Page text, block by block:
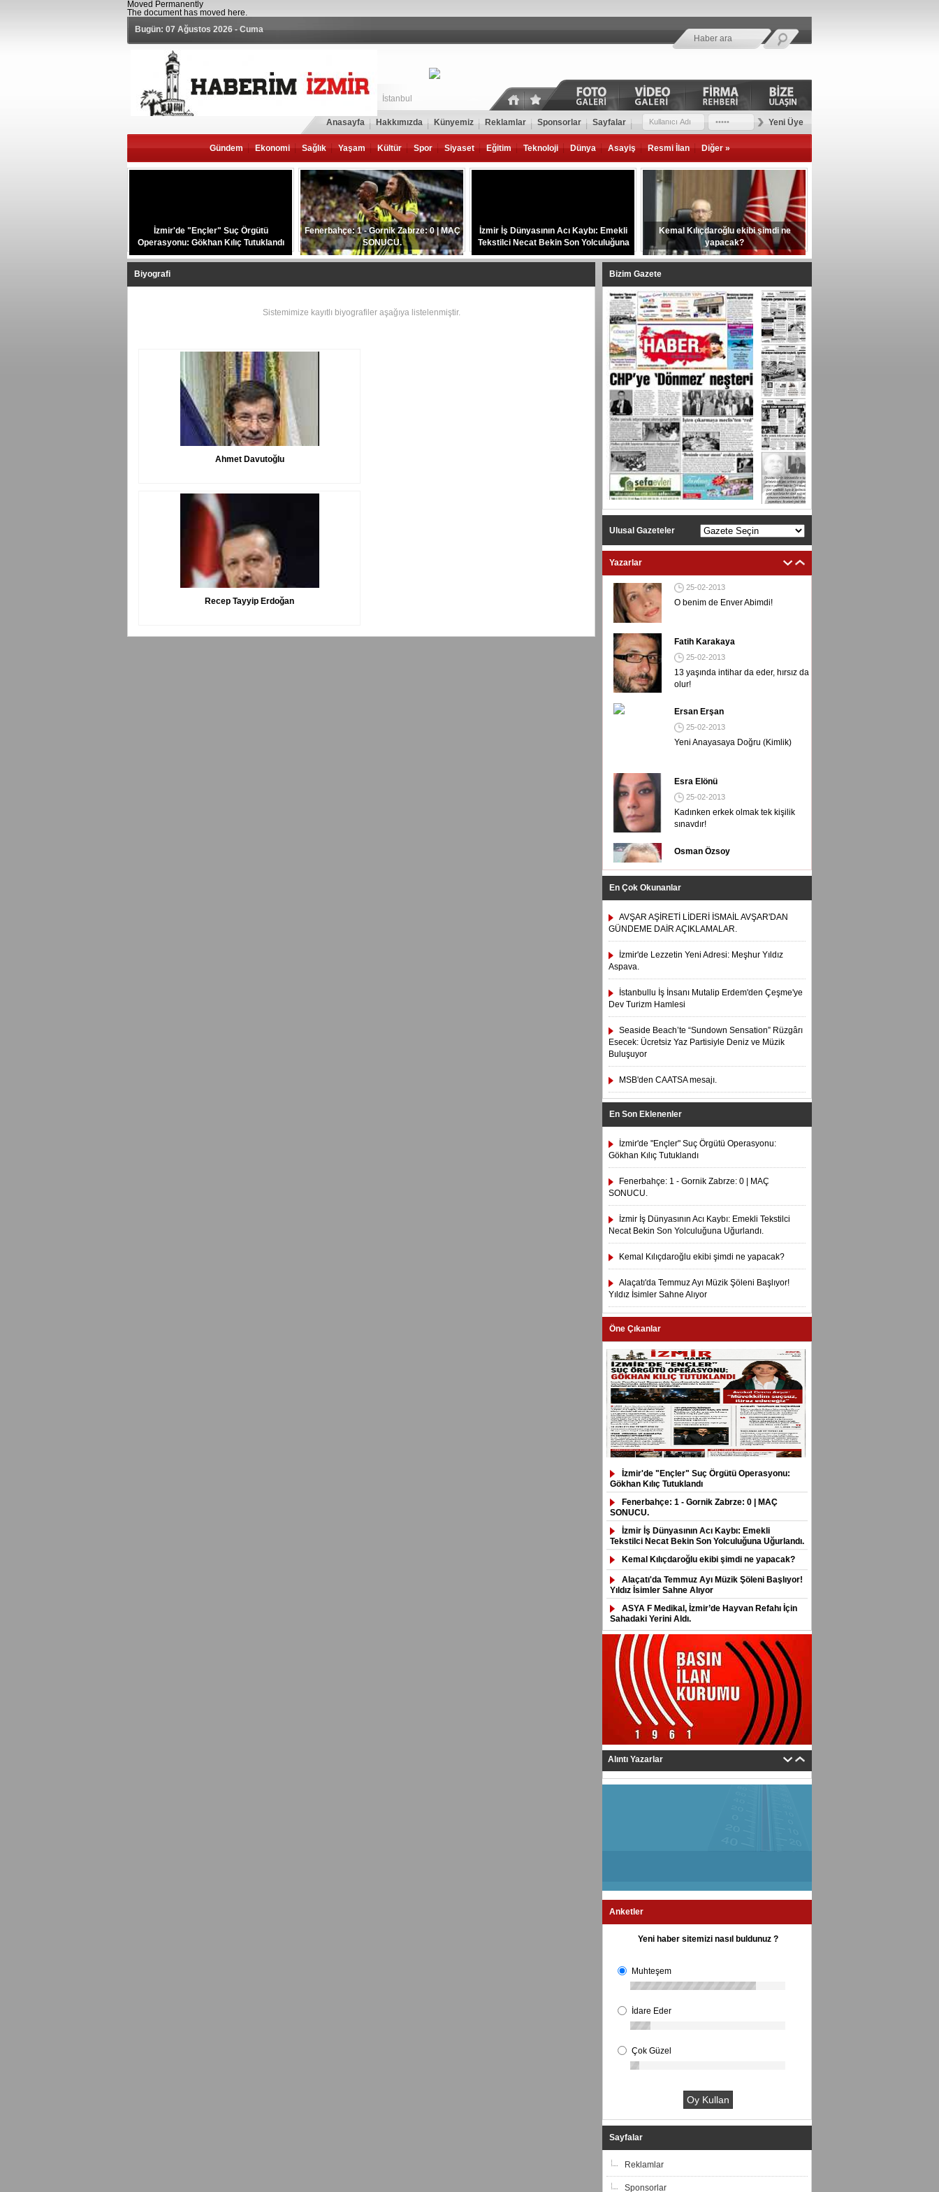
Moved Permanently
The document has moved here.
Bugün: 07 Ağustos 2026 - Cuma
İstanbul
Anasayfa Hakkımızda Künyemiz Reklamlar Sponsorlar Sayfalar Yeni Üye
Gündem Ekonomi Sağlık Yaşam Kültür Spor Siyaset Eğitim Teknoloji Dünya Asayiş Resmi İlan Diğer »
İzmir'de "Ençler" Suç Örgütü
Operasyonu: Gökhan Kılıç Tutuklandı
Fenerbahçe: 1 - Gornik Zabrze: 0 | MAÇ
SONUCU.
İzmir İş Dünyasının Acı Kaybı: Emekli
Tekstilci Necat Bekin Son Yolculuğuna
Uğurlandı.
Kemal Kılıçdaroğlu ekibi şimdi ne
yapacak?
Biyografi
Sistemimize kayıtlı biyografiler aşağıya listelenmiştir.
Ahmet Davutoğlu
Recep Tayyip Erdoğan
Bizim Gazete
Ulusal Gazeteler
Yazarlar
Ersan Erşan
Esra Elönü
25-02-2013
sınavdır!
Osman Özsoy
Meryem Aybike
25-02-2013
En Çok Okunanlar
AVŞAR AŞİRETİ LİDERİ İSMAİL AVŞAR'DAN
GÜNDEME DAİR AÇIKLAMALAR.
İzmir'de Lezzetin Yeni Adresi: Meşhur Yıldız
Aspava.
İstanbullu İş İnsanı Mutalip Erdem'den Çeşme'ye
Dev Turizm Hamlesi
Seaside Beach’te “Sundown Sensation” Rüzgârı
Esecek: Ücretsiz Yaz Partisiyle Deniz ve Müzik
Buluşuyor
MSB'den CAATSA mesajı.
En Son Eklenenler
İzmir'de "Ençler" Suç Örgütü Operasyonu:
Gökhan Kılıç Tutuklandı
Fenerbahçe: 1 - Gornik Zabrze: 0 | MAÇ
SONUCU.
İzmir İş Dünyasının Acı Kaybı: Emekli Tekstilci
Necat Bekin Son Yolculuğuna Uğurlandı.
Kemal Kılıçdaroğlu ekibi şimdi ne yapacak?
Alaçatı'da Temmuz Ayı Müzik Şöleni Başlıyor!
Yıldız İsimler Sahne Alıyor
Öne Çıkanlar
İzmir'de "Ençler" Suç Örgütü Operasyonu:
Gökhan Kılıç Tutuklandı
Fenerbahçe: 1 - Gornik Zabrze: 0 | MAÇ
SONUCU.
İzmir İş Dünyasının Acı Kaybı: Emekli
Tekstilci Necat Bekin Son Yolculuğuna Uğurlandı.
Kemal Kılıçdaroğlu ekibi şimdi ne yapacak?
Alaçatı'da Temmuz Ayı Müzik Şöleni Başlıyor!
Yıldız İsimler Sahne Alıyor
ASYA F Medikal, İzmir’de Hayvan Refahı İçin
Sahadaki Yerini Aldı.
Alıntı Yazarlar
Anketler
Yeni haber sitemizi nasıl buldunuz ?
Muhteşem
İdare Eder
Çok Güzel
Sayfalar
Reklamlar
Sponsorlar